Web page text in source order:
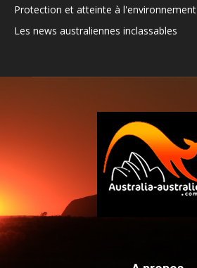
Protection et atteinte à l'environnement
Les news australiennes inclassables